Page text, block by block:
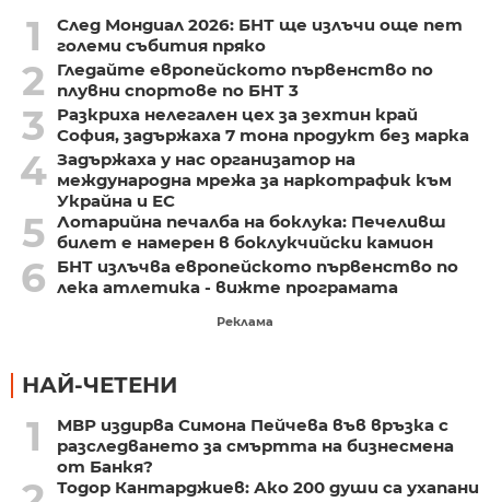
1
След Мондиал 2026: БНТ ще излъчи още пет
големи събития пряко
2
Гледайте европейското първенство по
плувни спортове по БНТ 3
3
Разкриха нелегален цех за зехтин край
София, задържаха 7 тона продукт без марка
4 Задържаха у нас организатор на
международна мрежа за наркотрафик към
Украйна и ЕС
5 Лотарийна печалба на боклука: Печеливш
билет е намерен в боклукчийски камион
6
БНТ излъчва европейското първенство по
лека атлетика - вижте програмата
Реклама
НАЙ-ЧЕТЕНИ
1
МВР издирва Симона Пейчева във връзка с
разследването за смъртта на бизнесмена
от Банкя?
Тодор Кантарджиев: Ако 200 души са ухапани